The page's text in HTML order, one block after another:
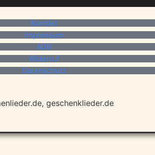
Kontakt
Impressum
AGB
Widerruf
Datenschutz
geschenklieder.de